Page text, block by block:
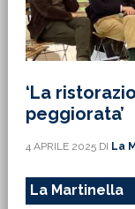
‘La
peggiorata’
4 APRILE 2025DI La
La Martinella